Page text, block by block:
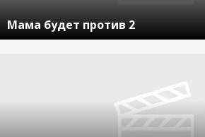
Мама будет против 2